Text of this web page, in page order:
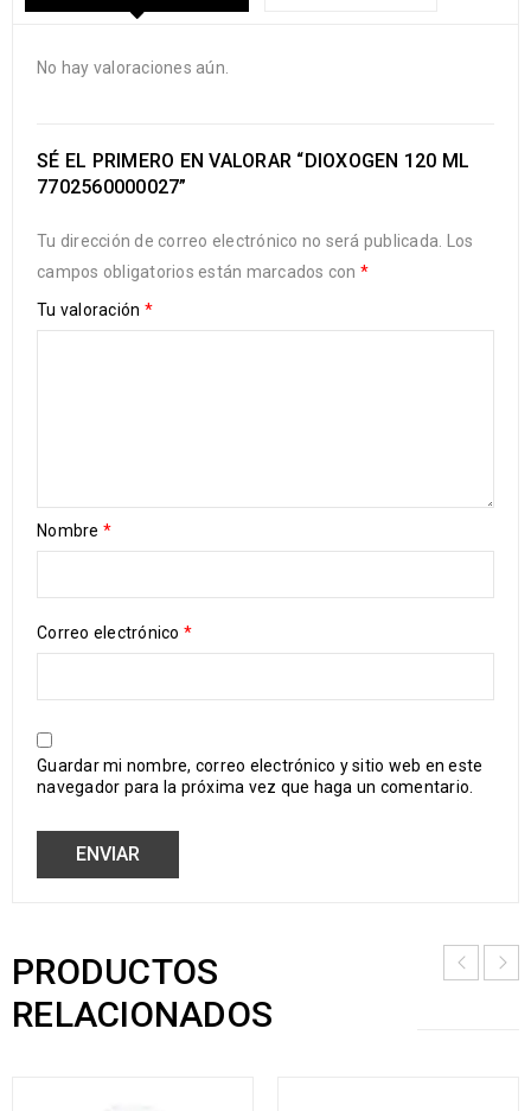
No hay valoraciones aún.
SÉ EL PRIMERO EN VALORAR “DIOXOGEN 120 ML
7702560000027”
Tu dirección de correo electrónico no será publicada.
Los
campos obligatorios están marcados con *
Tu valoración *
Nombre *
Correo electrónico *
Guardar mi nombre, correo electrónico y sitio web en este
navegador para la próxima vez que haga un comentario.
PRODUCTOS
RELACIONADOS